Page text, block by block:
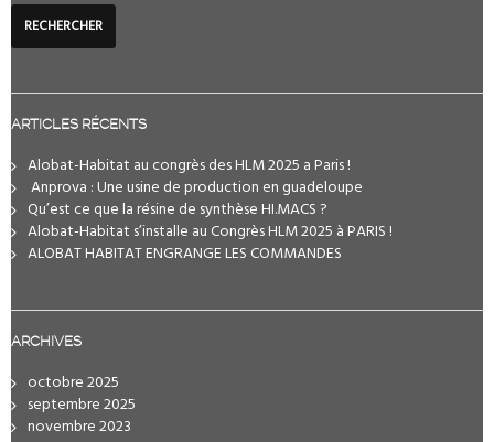
ARTICLES RÉCENTS
Alobat-Habitat au congrès des HLM 2025 a Paris !
️ Anprova : Une usine de production en guadeloupe
Qu’est ce que la résine de synthèse HI.MACS ?
Alobat-Habitat s’installe au Congrès HLM 2025 à PARIS !
ALOBAT HABITAT ENGRANGE LES COMMANDES
ARCHIVES
octobre 2025
septembre 2025
novembre 2023